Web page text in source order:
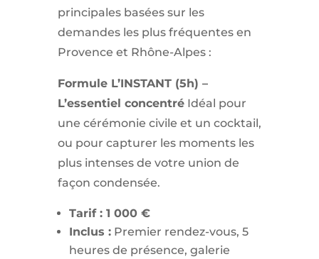
principales basées sur les
demandes les plus fréquentes en
Provence et Rhône-Alpes :
Formule L’INSTANT (5h) –
L’essentiel concentréIdéal pour
une cérémonie civile et un cocktail,
ou pour capturer les moments les
plus intenses de votre union de
façon condensée.
Tarif : 1 000 €
Inclus :Premier rendez-vous, 5
heures de présence, galerie